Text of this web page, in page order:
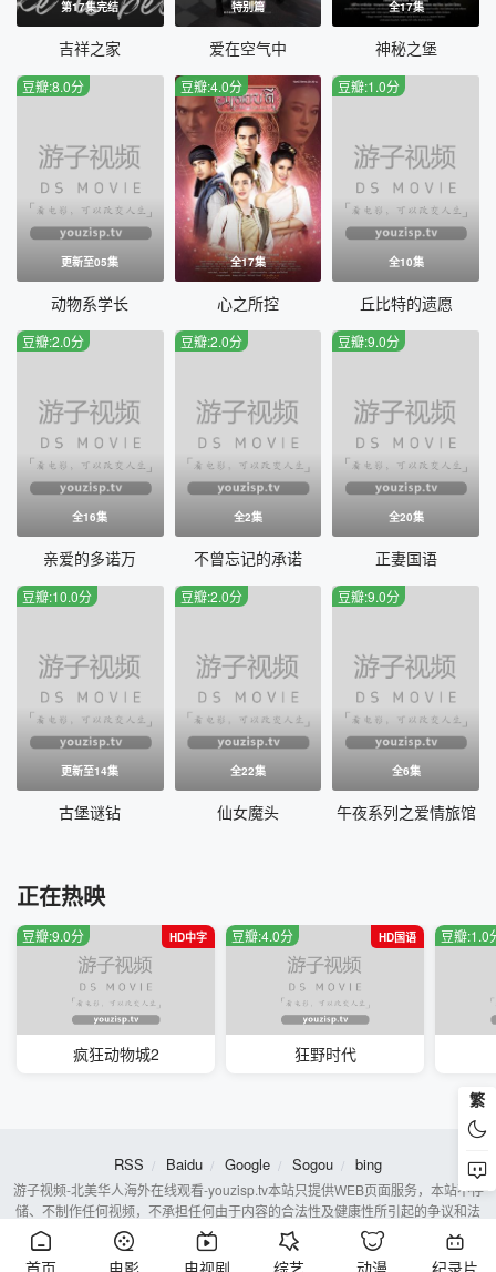
第17集完结
吉祥之家
特别篇
爱在空气中
全17集
神秘之堡
更新至05集
豆瓣:8.0分
动物系学长
全17集
豆瓣:4.0分
心之所控
全10集
豆瓣:1.0分
丘比特的遗愿
全16集
豆瓣:2.0分
亲爱的多诺万
全2集
豆瓣:2.0分
不曾忘记的承诺
全20集
豆瓣:9.0分
正妻国语
更新至14集
豆瓣:10.0分
古堡谜钻
全22集
豆瓣:2.0分
仙女魔头
全6集
豆瓣:9.0分
午夜系列之爱情旅馆
正在热映
HD中字
豆瓣:9.0分
疯狂动物城2
HD国语
豆瓣:4.0分
狂野时代
豆瓣:1.0
繁
RSS Baidu Google Sogou bing
游子视频-北美华人海外在线观看-youzisp.tv本站只提供WEB页面服务，本站不存
储、不制作任何视频，不承担任何由于内容的合法性及健康性所引起的争议和法
律责任。若本站收录内容侵犯了您的权益，请附说明联系邮箱，本站将第一时间
首页 电影 电视剧 综艺 动漫 纪录片